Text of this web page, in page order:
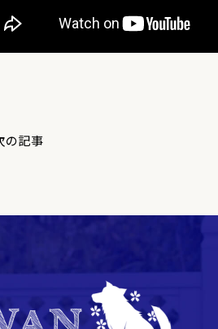
の記事